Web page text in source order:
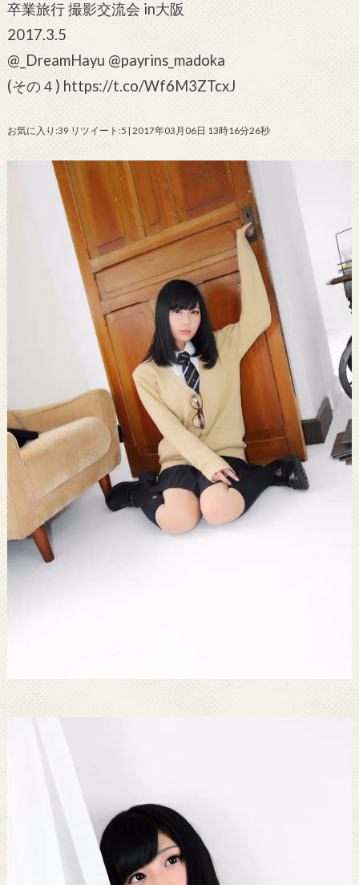
卒業旅行 撮影交流会 in大阪
2017.3.5
@_DreamHayu @payrins_madoka
(その４) https://t.co/Wf6M3ZTcxJ
お気に入り:39 リツイート:5 | 2017年03月06日 13時16分26秒